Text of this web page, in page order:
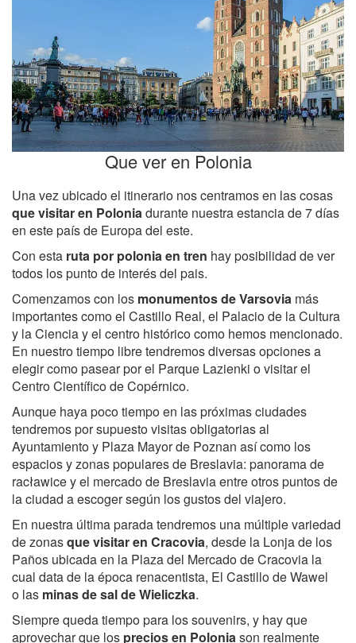
Que ver en Polonia
Una vez ubicado el itinerario nos centramos en las cosas
que visitar en Poloniadurante nuestra estancia de 7 días
en este país de Europa del este.
Con esta ruta por polonia en tren hay posibilidad de ver
todos los punto de interés del pais.
Comenzamos con los monumentos de Varsovia más
importantes como el Castillo Real, el Palacio de la Cultura
y la Ciencia y el centro histórico como hemos mencionado.
En nuestro tiempo libre tendremos diversas opciones a
elegir como pasear por el Parque Lazienki o visitar el
Centro Científico de Copérnico.
Aunque haya poco tiempo en las próximas ciudades
tendremos por supuesto visitas obligatorias al
Ayuntamiento y Plaza Mayor de Poznan así como los
espacios y zonas populares de Breslavia: panorama de
racławice y el mercado de Breslavia entre otros puntos de
la ciudad a escoger según los gustos del viajero.
En nuestra última parada tendremos una múltiple variedad
de zonasque visitar en Cracovia, desde la Lonja de los
Paños ubicada en la Plaza del Mercado de Cracovia la
cual data de la época renacentista, El Castillo de Wawel
o las minas de sal de Wieliczka.
Siempre queda tiempo para los souvenirs, y hay que
aprovechar que los precios en Poloniason realmente